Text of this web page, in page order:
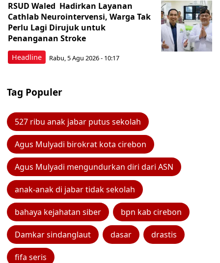
Headline
RSUD Waled Hadirkan Layanan
Cathlab Neurointervensi, Warga Tak
Perlu Lagi Dirujuk untuk
Penanganan Stroke
Rabu, 5 Agu 2026 - 10:17
Tag Populer
527 ribu anak jabar putus sekolah
Agus Mulyadi birokrat kota cirebon
Agus Mulyadi mengundurkan diri dari ASN
anak-anak di jabar tidak sekolah
bahaya kejahatan siber bpn kab cirebon
Damkar sindanglaut dasar drastis
fifa seris